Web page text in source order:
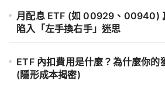
月配息 ETF (如 00929、00940)
陷入「左手換右手」迷思
ETF 內扣費用是什麼？為什麼你的
(隱形成本揭密)